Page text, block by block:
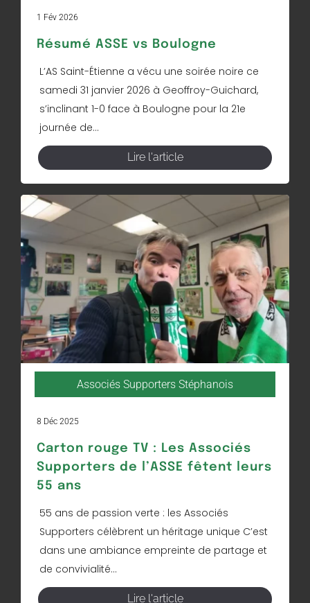
1 Fév 2026
Résumé ASSE vs Boulogne
L’AS Saint-Étienne a vécu une soirée noire ce
samedi 31 janvier 2026 à Geoffroy-Guichard,
s’inclinant 1-0 face à Boulogne pour la 21e
journée de...
Lire l'article
Associés Supporters Stéphanois
8 Déc 2025
Carton rouge TV : Les Associés
Supporters de l’ASSE fêtent leurs
55 ans
55 ans de passion verte : les Associés
Supporters célèbrent un héritage unique C’est
dans une ambiance empreinte de partage et
de convivialité...
Lire l'article